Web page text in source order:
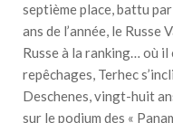
septième place, battu
ans de l’année, le
Russe à la ranking… où il
repêchages, Terhec
Deschenes, vingt-huit
sur le podium des «